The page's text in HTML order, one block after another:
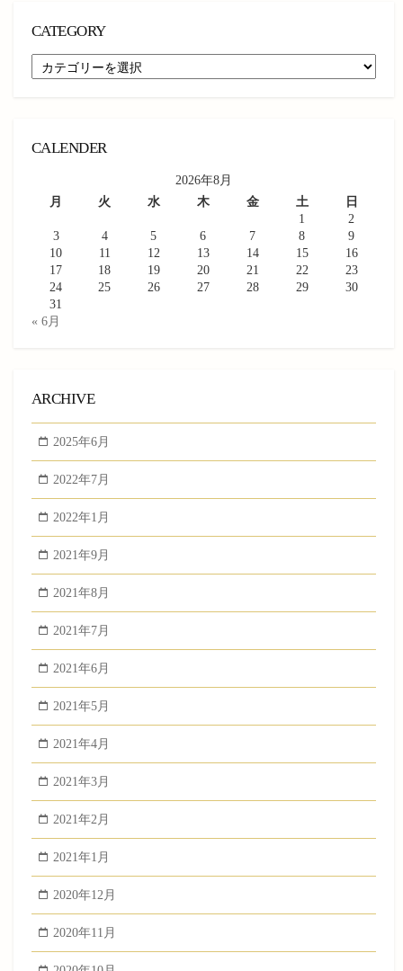
CATEGORY
CATEGORY
CALENDER
2026年8月
月
火 水 木 金 土
日
1
2
3
4 5 6 7 8
9
10
11 12 13 14 15
16
17
18 19 20 21 22
23
24
25 26 27 28 29
30
31
« 6月
ARCHIVE
2025年6月
2022年7月
2022年1月
2021年9月
2021年8月
2021年7月
2021年6月
2021年5月
2021年4月
2021年3月
2021年2月
2021年1月
2020年12月
2020年11月